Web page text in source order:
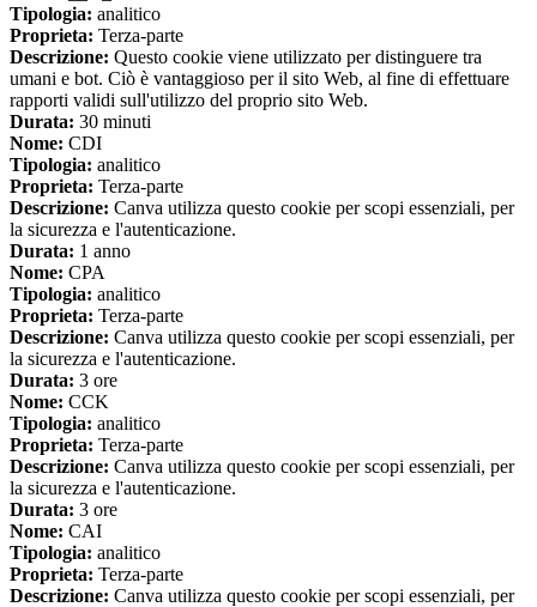
Tipologia: analitico
Proprieta: Terza-parte
Descrizione: Questo cookie viene utilizzato per distinguere tra
umani e bot. Ciò è vantaggioso per il sito Web, al fine di effettuare
rapporti validi sull'utilizzo del proprio sito Web.
Durata: 30 minuti
Nome: CDI
Tipologia: analitico
Proprieta: Terza-parte
Descrizione: Canva utilizza questo cookie per scopi essenziali, per
la sicurezza e l'autenticazione.
Durata: 1 anno
Nome: CPA
Tipologia: analitico
Proprieta: Terza-parte
Descrizione: Canva utilizza questo cookie per scopi essenziali, per
la sicurezza e l'autenticazione.
Durata: 3 ore
Nome: CCK
Tipologia: analitico
Proprieta: Terza-parte
Descrizione: Canva utilizza questo cookie per scopi essenziali, per
la sicurezza e l'autenticazione.
Durata: 3 ore
Nome: CAI
Tipologia: analitico
Proprieta: Terza-parte
Descrizione: Canva utilizza questo cookie per scopi essenziali, per